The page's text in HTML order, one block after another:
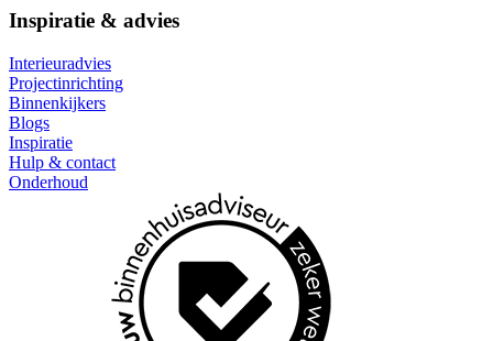
Inspiratie & advies
Interieuradvies
Projectinrichting
Binnenkijkers
Blogs
Inspiratie
Hulp & contact
Onderhoud